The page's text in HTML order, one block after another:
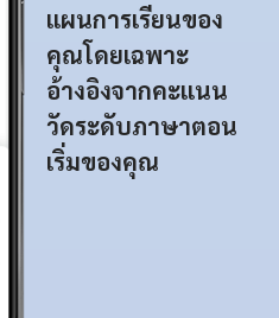
แผนการเรียนของ
คุณโดยเฉพาะ
อ้างอิงจากคะแนน
วัดระดับภาษาตอน
เริ่มของคุณ